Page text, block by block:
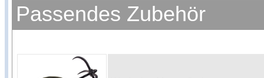
Passendes Zubehör